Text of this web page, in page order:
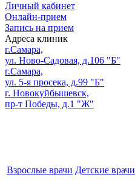
Личный кабинет
Онлайн-прием
Запись на прием
Адреса клиник
г.Самара,
ул. Ново-Садовая, д.106 "Б"
г.Самара,
ул. 5-я просека, д.99 "Б"
г. Новокуйбышевск,
пр-т Победы, д.1 "Ж"
Взрослые врачи Детские врачи